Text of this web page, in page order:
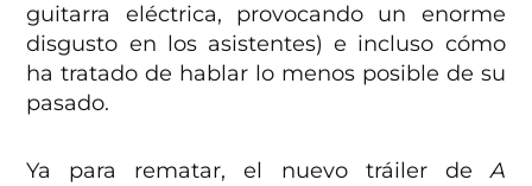
guitarra eléctrica, provocando un enorme
disgusto en los asistentes) e incluso cómo
ha tratado de hablar lo menos posible de su
pasado.
Ya para rematar, el nuevo tráiler de A